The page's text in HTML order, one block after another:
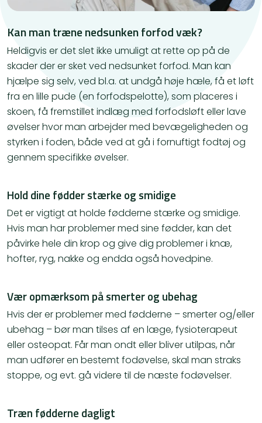
Kan man træne nedsunken forfod væk?
Heldigvis er det slet ikke umuligt at rette op på de
skader der er sket ved nedsunket forfod. Man kan
hjælpe sig selv, ved bl.a. at undgå høje hæle, få et løft
fra en lille pude (en forfodspelotte), som placeres i
skoen, få fremstillet indlæg med forfodsløft eller lave
øvelser hvor man arbejder med bevægeligheden og
styrken i foden, både ved at gå i fornuftigt fodtøj og
gennem specifikke øvelser.
Hold dine fødder stærke og smidige
Det er vigtigt at holde fødderne stærke og smidige.
Hvis man har problemer med sine fødder, kan det
påvirke hele din krop og give dig problemer i knæ,
hofter, ryg, nakke og endda også hovedpine.
Vær opmærksom på smerter og ubehag
Hvis der er problemer med fødderne – smerter og/eller
ubehag – bør man tilses af en læge, fysioterapeut
eller osteopat. Får man ondt eller bliver utilpas, når
man udfører en bestemt fodøvelse, skal man straks
stoppe, og evt. gå videre til de næste fodøvelser.
Træn fødderne dagligt